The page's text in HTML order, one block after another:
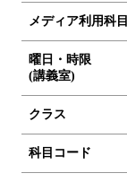
メディア利用科目
曜日・時限
(講義室)
クラス
科目コード